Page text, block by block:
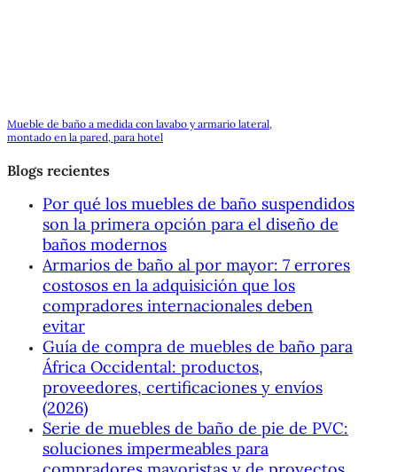
Mueble de baño a medida con lavabo y armario lateral,
montado en la pared, para hotel
Blogs recientes
Por qué los muebles de baño suspendidos
son la primera opción para el diseño de
baños modernos
Armarios de baño al por mayor: 7 errores
costosos en la adquisición que los
compradores internacionales deben
evitar
Guía de compra de muebles de baño para
África Occidental: productos,
proveedores, certificaciones y envíos
(2026)
Serie de muebles de baño de pie de PVC:
soluciones impermeables para